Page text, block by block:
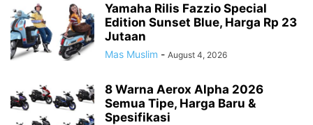
Yamaha Rilis Fazzio Special
Edition Sunset Blue, Harga Rp 23
Jutaan
Mas Muslim - August 4, 2026
8 Warna Aerox Alpha 2026
Semua Tipe, Harga Baru &
Spesifikasi